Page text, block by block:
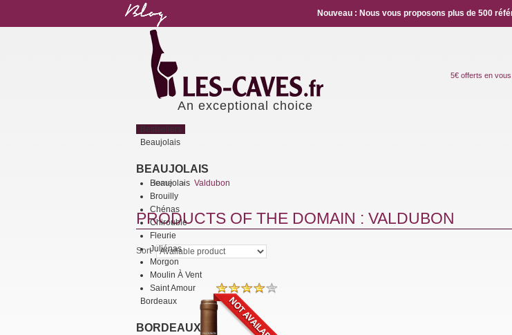
An exceptional choice
Bestsellers
Beaujolais
BEAUJOLAIS
Beaujolais
Brouilly
Chénas
Chirouble
Fleurie
Juliénas
Morgon
Moulin À Vent
Saint Amour
Bordeaux
BORDEAUX
Nouveau : Nous vous proposons plus de 500
5€ offerts en
Home
Valdubon
PRODUCTS OF THE DOMAIN : VALDUBON
Sort